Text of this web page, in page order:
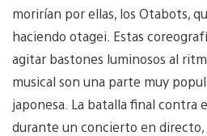
morirían por ellas, los Otabots,
haciendo otagei. Estas
agitar bastones luminosos al
musical son una parte muy
japonesa. La batalla final contra
durante un concierto en directo,